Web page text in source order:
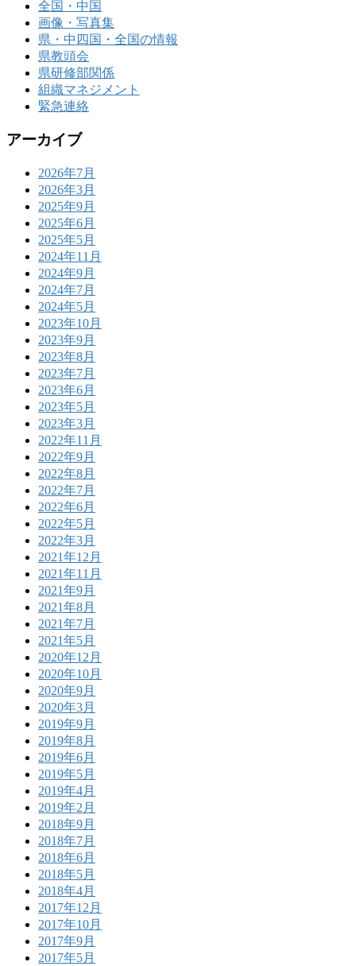
全国・中国
画像・写真集
県・中四国・全国の情報
県教頭会
県研修部関係
組織マネジメント
緊急連絡
アーカイブ
2026年7月
2026年3月
2025年9月
2025年6月
2025年5月
2024年11月
2024年9月
2024年7月
2024年5月
2023年10月
2023年9月
2023年8月
2023年7月
2023年6月
2023年5月
2023年3月
2022年11月
2022年9月
2022年8月
2022年7月
2022年6月
2022年5月
2022年3月
2021年12月
2021年11月
2021年9月
2021年8月
2021年7月
2021年5月
2020年12月
2020年10月
2020年9月
2020年3月
2019年9月
2019年8月
2019年6月
2019年5月
2019年4月
2019年2月
2018年9月
2018年7月
2018年6月
2018年5月
2018年4月
2017年12月
2017年10月
2017年9月
2017年5月